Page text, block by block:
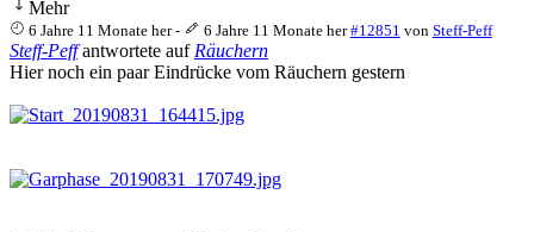
Mehr
6 Jahre 11 Monate her- 6 Jahre 11 Monate her #12851 von Steff-Peff
Steff-Peffantwortete auf Räuchern
Hier noch ein paar Eindrücke vom Räuchern gestern